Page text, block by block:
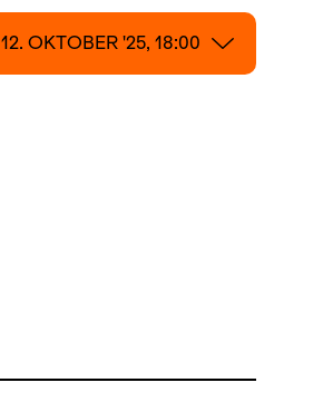
12. OKTOBER '25, 18:00
01. NOVEMBER '25, 19:00